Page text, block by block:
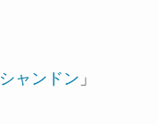
ャンドン 」